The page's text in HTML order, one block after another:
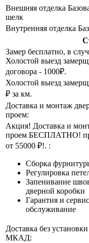
Внешняя отделка
шелк
Внутренняя отделка
Замер бесплатно, в
Холостой выезд
договора - 1000₽.
Холостой выезд
₽ за км.
Доставка и монтаж
проем:
Акция! Доставка и
проем БЕСПЛАТНО!
от 55000 ₽!. :
Cборка
Регулировка
Запенивание
дверной коробки
Гарантия и
обслуживание
Доставка без
МКАД: